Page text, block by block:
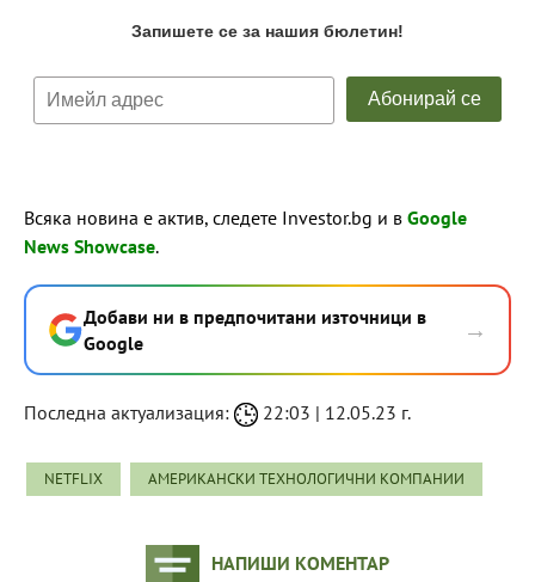
Всяка новина е актив, следете Investor.bg и в Google
News Showcase.
Добави ни в предпочитани източници в
Google
→
Последна актуализация: 22:03 | 12.05.23 г.
NETFLIX АМЕРИКАНСКИ ТЕХНОЛОГИЧНИ КОМПАНИИ
НАПИШИ КОМЕНТАР